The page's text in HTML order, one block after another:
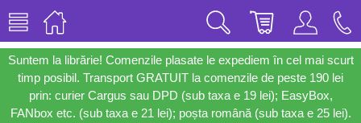
Suntem la librărie! Comenzile plasate le expediem în cel mai scurt
timp posibil. Transport GRATUIT la comenzile de peste 190 lei
prin: curier Cargus sau DPD (sub taxa e 19 lei); EasyBox,
FANbox etc. (sub taxa e 21 lei); poșta română (sub taxa e 25 lei).